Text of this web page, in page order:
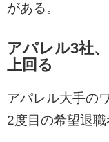
がある。
アパレル3社
上回る
アパレル大手の
2度目の希望退